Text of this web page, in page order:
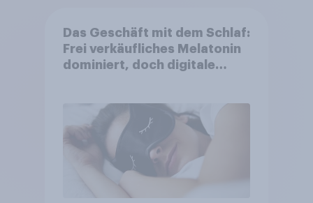
Das Geschäft mit dem Schlaf:
Frei verkäufliches Melatonin
dominiert, doch digitale